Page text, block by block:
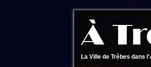
La Ville de Trèbes dans